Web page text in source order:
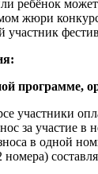
ребёнок
жюри
участник
программе,
участники
за участие в
в одной